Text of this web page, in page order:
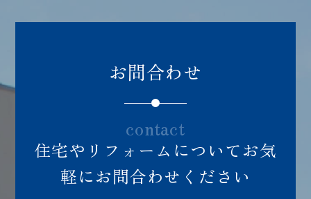
お問合わせ
contact
住宅やリフォームについてお気
軽にお問合わせください